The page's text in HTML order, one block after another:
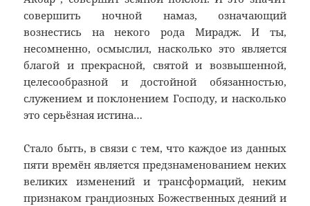
совершить ночной намаз, означающий
вознестись на некого рода Мирадж. И ты,
несомненно, осмыслил, насколько это является
благой и прекрасной, святой и возвышенной,
целесообразной и достойной обязанностью,
служением и поклонением Господу, и насколько
это серьёзная истина…
Стало быть, в связи с тем, что каждое из данных
пяти времён является предзнаменованием неких
великих изменений и трансформаций, неким
признаком грандиозных Божественных деяний и